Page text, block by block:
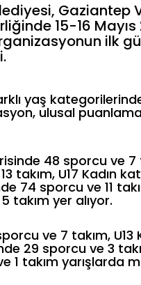
Gaziantep
15-16
ilk
yaş
ulusal
48 sporcu ve 7
takım, U17 Kadın
74 sporcu ve 11
takım yer alıyor.
ve 7 takım,
29 sporcu ve 3
1 takım yarışlarda